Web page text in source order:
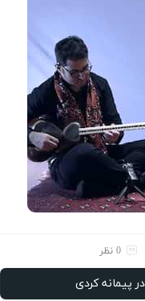
0 نظر
پیمانه کردی